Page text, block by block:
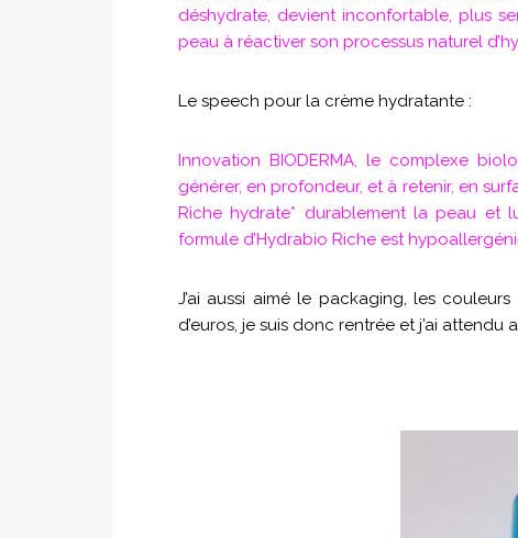
déshydrate, devient inconfortable, plus
peau à réactiver son processus naturel
Le speech pour la crème hydratante :
Innovation BIODERMA, le complexe
générer, en profondeur, et à retenir, en
Riche hydrate* durablement la peau et
formule d’Hydrabio Riche est
J’ai aussi aimé le packaging, les
d’euros, je suis donc rentrée et j’ai